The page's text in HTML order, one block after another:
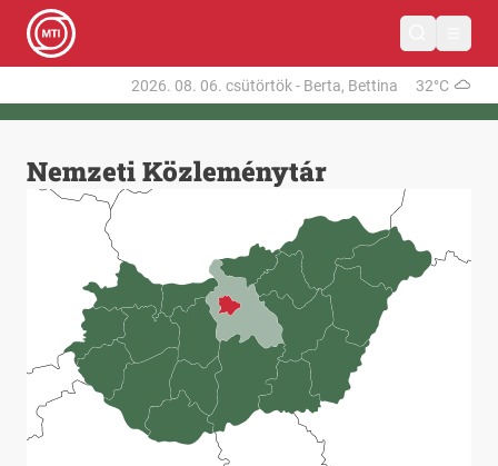
2026. 08. 06. csütörtök- Berta, Bettina 32°C
Nemzeti Közleménytár